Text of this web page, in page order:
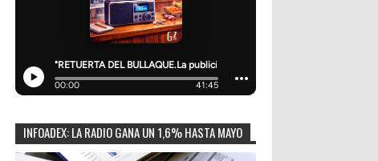
INFOADEX: LA RADIO GANA UN 1,6% HASTA MAYO